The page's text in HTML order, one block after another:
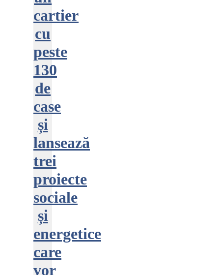
cartier
cu
peste
130
de
case
și
lansează
trei
proiecte
sociale
și
energetice
care
vor